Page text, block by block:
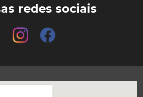
redes sociais